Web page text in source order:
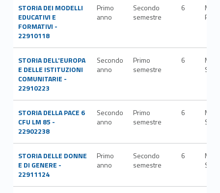
STORIA DEI MODELLI
EDUCATIVI E
FORMATIVI -
22910118
Primo
anno
Secondo
semestre
6
M-
STORIA DELL'EUROPA
E DELLE ISTITUZIONI
COMUNITARIE -
22910223
Secondo
anno
Primo
semestre
6
M-
STORIA DELLA PACE 6
CFU LM 85 -
22902238
Secondo
anno
Primo
semestre
6
M-
STORIA DELLE DONNE
E DI GENERE -
22911124
Primo
anno
Secondo
semestre
6
M-